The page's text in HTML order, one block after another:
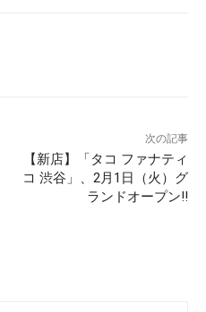
次の記事
【新店】「タコ ファナティ
コ 渋谷」、2月1日（火）グ
ランドオープン!!